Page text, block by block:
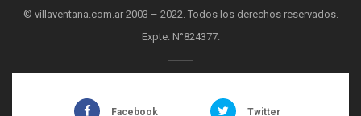
© villaventana.com.ar 2003 – 2022. Todos los derechos reservados.
Expte. N°824377.
Facebook Twitter